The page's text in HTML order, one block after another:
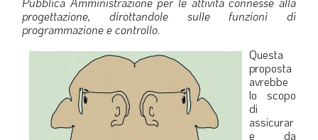
progettazione, dirottandole sulle funzioni di
programmazione e controllo.
Questa
proposta
avrebbe
lo scopo
di
assicurar
e da